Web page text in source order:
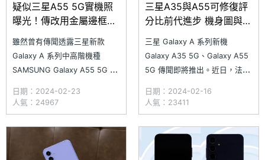
疑似三星A55 5G實機照
曝光！傳改用金屬邊框、
最高有12GB記憶體規格
雖然曾有傳聞透露三星新款
Galaxy A 系列中高階機種
SAMSUNG Galaxy A55 5G 第
細節持續曝光。近日，科技部落
客 Mukul Sharma 宣稱取得多
張 SAMSUNG Galaxy A55 5G
實機翻拍照，透露深藍、白色機
身外型；新機除了跟 G
日期：2024-02-23
人氣：24967
三星A35與A55可修復評
分比前代進步 機身圖與專
三星 Galaxy A 系列新機
Galaxy A35 5G、Galaxy A55
5G 傳聞即將推出。近日，法國
SAMSUNG Galaxy A35 5G、
Galaxy A55 5G 支援頁面，公
布新機的可修復性評分。網路另
流傳 SAMSUNG Galaxy A35
日期：2024-02-16
人氣：23411